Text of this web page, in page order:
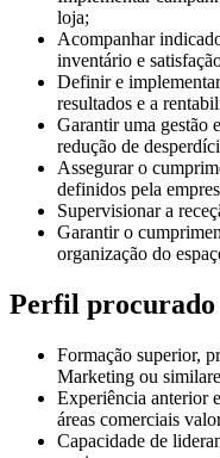
loja;
Acompanhar
inventário e
Definir e
resultados e a
Garantir uma gestão
redução de
Assegurar o
definidos pela
Supervisionar a
Garantir o
organização do
Perfil procurado
Formação superior,
Marketing ou
Experiência anterior
áreas comerciais
Capacidade de